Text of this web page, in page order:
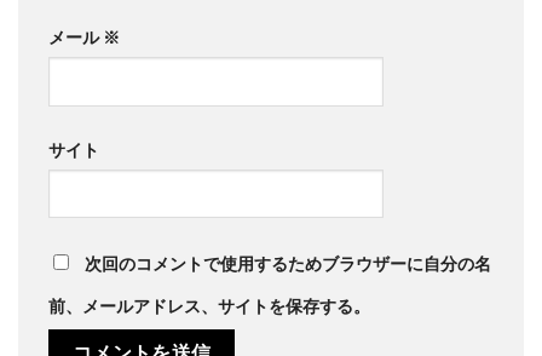
メール ※
サイト
次回のコメントで使用するためブラウザーに自分の名
前、メールアドレス、サイトを保存する。